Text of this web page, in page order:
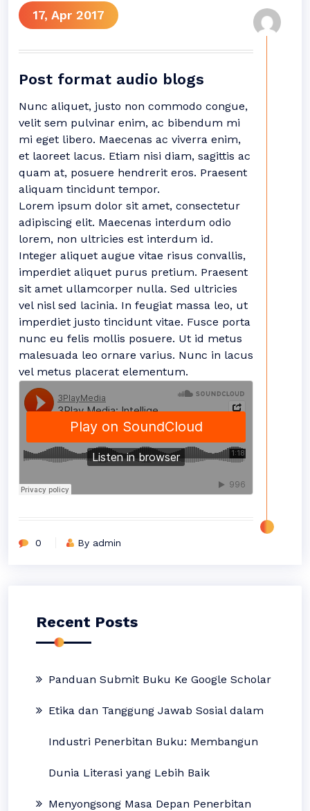
17, Apr 2017
Post format audio blogs
Nunc aliquet, justo non commodo congue,
velit sem pulvinar enim, ac bibendum mi
mi eget libero. Maecenas ac viverra enim,
et laoreet lacus. Etiam nisi diam, sagittis ac
quam at, posuere hendrerit eros. Praesent
aliquam tincidunt tempor.
Lorem ipsum dolor sit amet, consectetur
adipiscing elit. Maecenas interdum odio
lorem, non ultricies est interdum id.
Integer aliquet augue vitae risus convallis,
imperdiet aliquet purus pretium. Praesent
sit amet ullamcorper nulla. Sed ultricies
vel nisl sed lacinia. In feugiat massa leo, ut
imperdiet justo tincidunt vitae. Fusce porta
nunc eu felis mollis posuere. Ut id metus
malesuada leo ornare varius. Nunc in lacus
vel metus placerat elementum.
0 By admin
Recent Posts
Panduan Submit Buku Ke Google Scholar
Etika dan Tanggung Jawab Sosial dalam
Industri Penerbitan Buku: Membangun
Dunia Literasi yang Lebih Baik
Menyongsong Masa Depan Penerbitan